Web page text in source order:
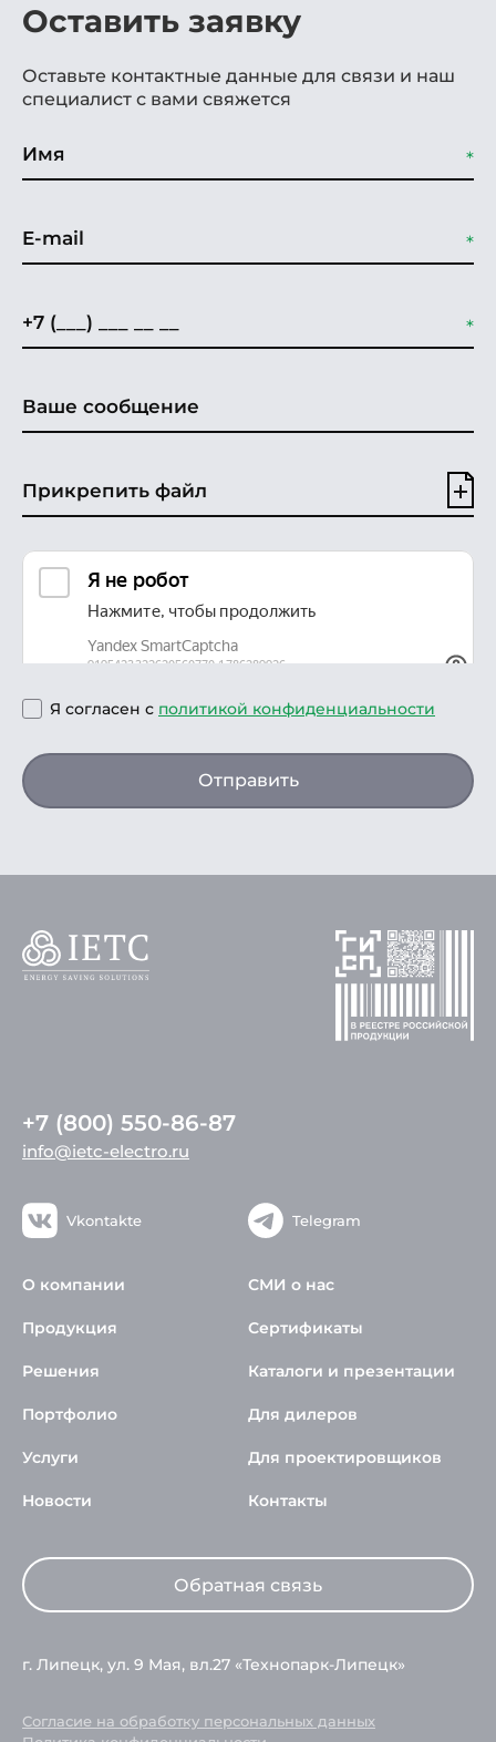
Оставить заявку
Оставьте контактные данные для связи и наш
специалист с вами свяжется
Прикрепить файл
Я согласен с политикой конфиденциальности
Отправить
+7 (800) 550-86-87
info@ietc-electro.ru
Vkontakte Telegram
О компании
Продукция
Решения
Портфолио
Услуги
Новости
СМИ о нас
Сертификаты
Каталоги и презентации
Для дилеров
Для проектировщиков
Контакты
Обратная связь
г. Липецк, ул. 9 Мая, вл.27 «Технопарк-Липецк»
Согласие на обработку персональных данных